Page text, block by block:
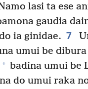
lasi ta ese
gaudia
ia ginidae. 7
umui be
+ badina umui be
do umui raka